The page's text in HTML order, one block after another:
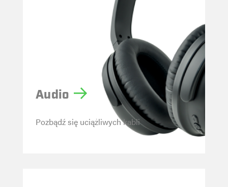
Audio
Pozbądź się uciążliwych kabli